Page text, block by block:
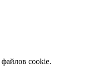
файлов cookie.